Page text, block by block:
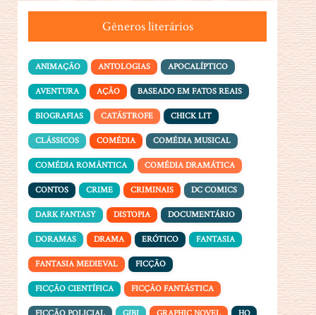
Gêneros literários
ANIMAÇÃO ANTOLOGIAS APOCALÍPTICO
AVENTURA AÇÃO BASEADO EM FATOS REAIS
BIOGRAFIAS CATÁSTROFE CHICK LIT
CLÁSSICOS COMÉDIA COMÉDIA MUSICAL
COMÉDIA ROMÂNTICA COMÉDIA DRAMÁTICA
CONTOS CRIME CRIMINAIS DC COMICS
DARK FANTASY DISTOPIA DOCUMENTÁRIO
DORAMAS DRAMA ERÓTICO FANTASIA
FANTASIA MEDIEVAL FICÇÃO
FICÇÃO CIENTÍFICA FICÇÃO FANTÁSTICA